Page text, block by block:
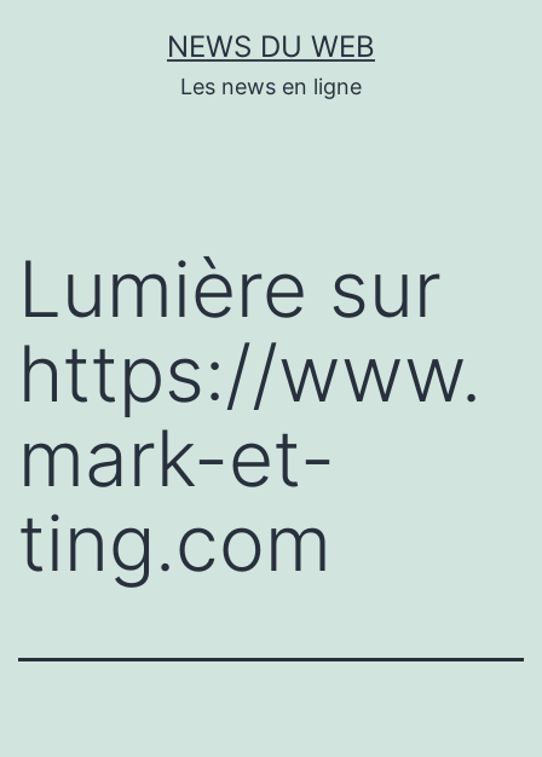
NEWS DU WEB
Les news en ligne
Lumière sur
https://www.
mark-et-
ting.com